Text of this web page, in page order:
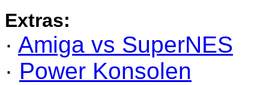
Extras:
· Amiga vs SuperNES
· Power Konsolen